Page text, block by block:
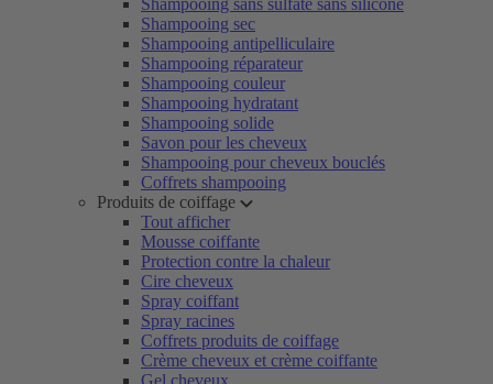
Shampooing sans sulfate sans silicone
Shampooing sec
Shampooing antipelliculaire
Shampooing réparateur
Shampooing couleur
Shampooing hydratant
Shampooing solide
Savon pour les cheveux
Shampooing pour cheveux bouclés
Coffrets shampooing
Produits de coiffage
Tout afficher
Mousse coiffante
Protection contre la chaleur
Cire cheveux
Spray coiffant
Spray racines
Coffrets produits de coiffage
Crème cheveux et crème coiffante
Gel cheveux